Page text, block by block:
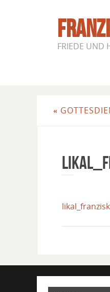
FRIEDE UND
«